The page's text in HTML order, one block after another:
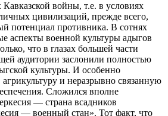
войны, т.е. в условиях
цивилизаций, прежде всего,
потенциал противника. В сотнях
аспекты военной культуры адыгов
что в глазах большей части
аудитории заслонили полностью
культуры. И особенно
агрикультуру и неразрывно связанную
Сложился вполне
— страна всадников
— военный стан». Тот факт, что